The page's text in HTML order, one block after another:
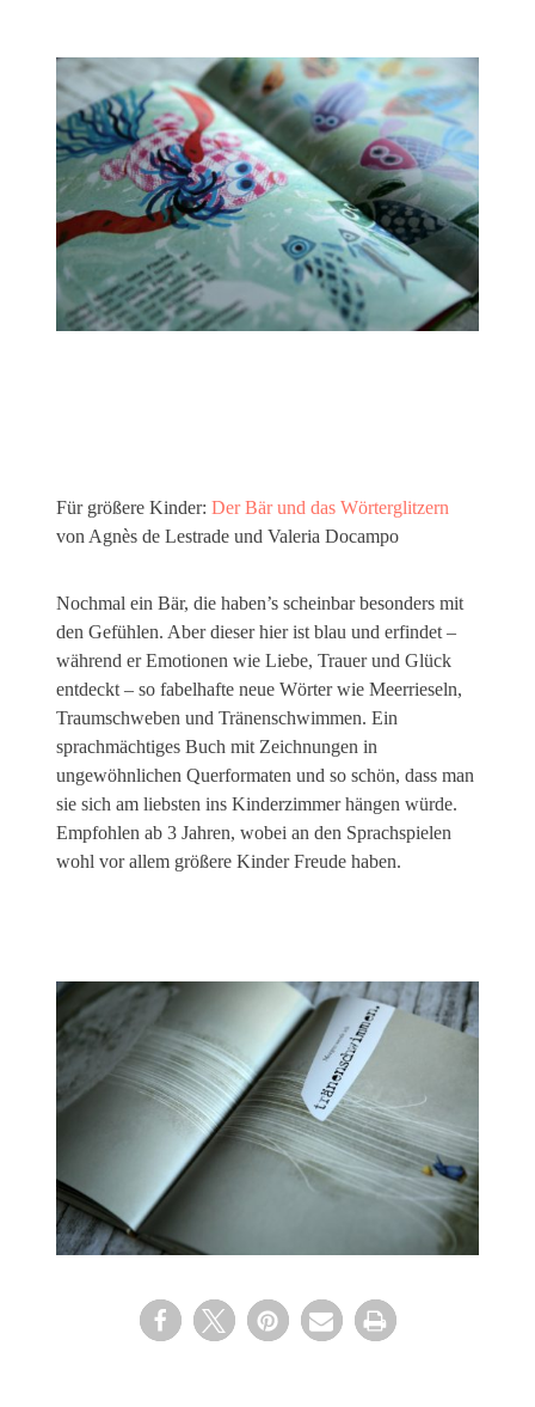
Für größere Kinder:Der Bär und das Wörterglitzern
von Agnès de Lestrade und Valeria Docampo
Nochmal ein Bär, die haben’s scheinbar besonders mit
den Gefühlen. Aber dieser hier ist blau und erfindet –
während er Emotionen wie Liebe, Trauer und Glück
entdeckt – so fabelhafte neue Wörter wie Meerrieseln,
Traumschweben und Tränenschwimmen. Ein
sprachmächtiges Buch mit Zeichnungen in
ungewöhnlichen Querformaten und so schön, dass man
sie sich am liebsten ins Kinderzimmer hängen würde.
Empfohlen ab 3 Jahren, wobei an den Sprachspielen
wohl vor allem größere Kinder Freude haben.